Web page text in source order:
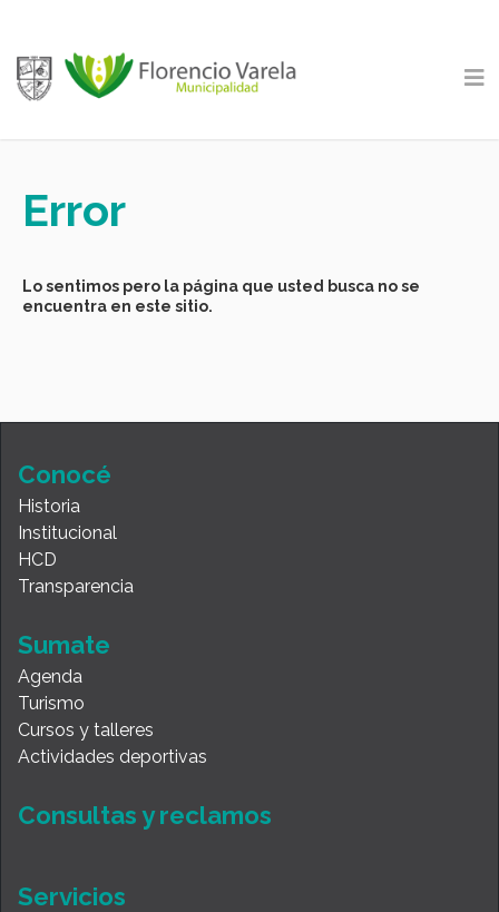
Error
Lo sentimos pero la página que usted busca no se
encuentra en este sitio.
Conocé
Historia
Institucional
HCD
Transparencia
Sumate
Agenda
Turismo
Cursos y talleres
Actividades deportivas
Consultas y reclamos
Servicios